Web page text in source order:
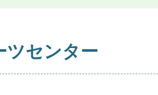
ツセンター